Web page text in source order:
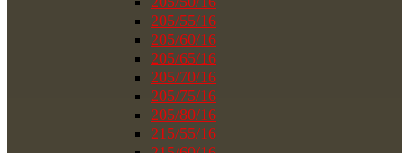
205/55/16
205/60/16
205/65/16
205/70/16
205/75/16
205/80/16
215/55/16